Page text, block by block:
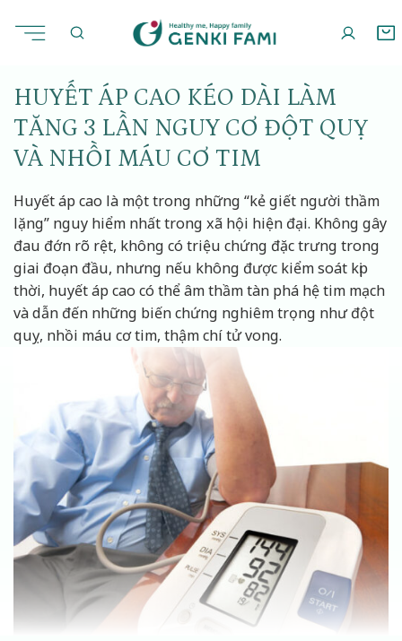
đến
HUYẾT ÁP CAO KÉO DÀI LÀM
TĂNG 3 LẦN NGUY CƠ ĐỘT QUỴ
VÀ NHỒI MÁU CƠ TIM
Huyết áp cao là một trong những “kẻ giết người thầm
lặng” nguy hiểm nhất trong xã hội hiện đại. Không gây
đau đớn rõ rệt, không có triệu chứng đặc trưng trong
giai đoạn đầu, nhưng nếu không được kiểm soát kịp
thời, huyết áp cao có thể âm thầm tàn phá hệ tim mạch
và dẫn đến những biến chứng nghiêm trọng như đột
quỵ, nhồi máu cơ tim, thậm chí tử vong.